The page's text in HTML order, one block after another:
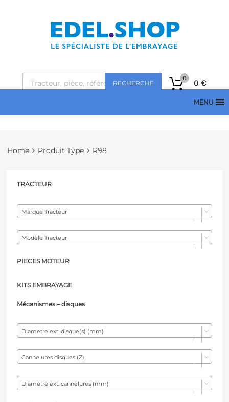
RECHERCHE 0 €
0
MENU
Home Produit Type R98
TRACTEUR
Marque Tracteur
Modèle Tracteur
PIECES MOTEUR
KITS EMBRAYAGE
Mécanismes – disques
Diametre ext. disque(s) (mm)
Cannelures disques (Z)
Diamètre ext. cannelures (mm)